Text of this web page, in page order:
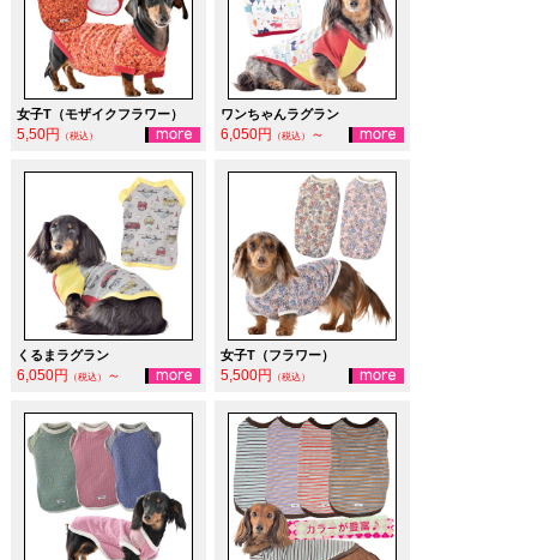
女子T（モザイクフラワー）
5,50円 （税込）
ワンちゃんラグラン
6,050円 （税込） ～
くるまラグラン
6,050円 （税込） ～
女子T（フラワー）
5,500円 （税込）